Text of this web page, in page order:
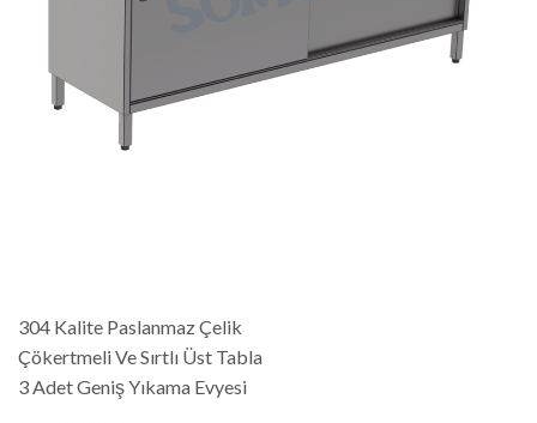
304 Kalite Paslanmaz Çelik
Çökertmeli Ve Sırtlı Üst Tabla
3 Adet Geniş Yıkama Evyesi